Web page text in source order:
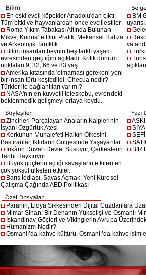
En eski evcil köpekler Anadolu'dan çıktı:
Tüm bitki ve hayvanlardan önce evcilleştiler
Roma Yıkım Tabakası Altında Bulunan
Mikve, Kudüs’te Dini Pratik, Mekansal Hafıza
ve Arkeolojik Tanıklık
Bilim insanları beynin beş farklı yaşam
evresinden geçtiğini açıkladı: Kritik dönüm
noktaları 9, 32, 66 ve 83 yaş…
Amerika kıtasında 'olmaması gereken' yeni
bir insan türü keşfedildi: Checua nedir?
Türkler ile bağlantıları var mı?
NASA'nın en kuvvetli teleskobu, evrendeki
beklenmedik gelişmeyi ortaya koydu.
BM
Zincirleri Parçalayan Anaların Kalplerinin
İsyanı Özgürlük Ateşi
Korkunun Muhalefeti Halkın Öfkesini
Bastıranlar, İktidarın Gölgesinde Yaşayanlar
İnkârın Duvarı Devlet Susuyor, Çerkeslerin
Tarihi Haykırıyor
Büyük güçlerin açtığı savaşların etkileri en
çok yoksul ülkeleri etkiler.
Barış İddiası, Savaş Açmak: Yeni Küresel
Çatışma Çağında ABD Politikası
BİR
Paranın, Lidya Sikkesinden Dijital Cüzdanlara
Mimar Sinan: Bir Dehanın Yükselişi ve Osmanlı
İskandinav Göçleri ve Vikinglerin Avrupa
Hümanizm Nedir?
Osmanlı’da kahve kültürü, Osmanlı’da kahve